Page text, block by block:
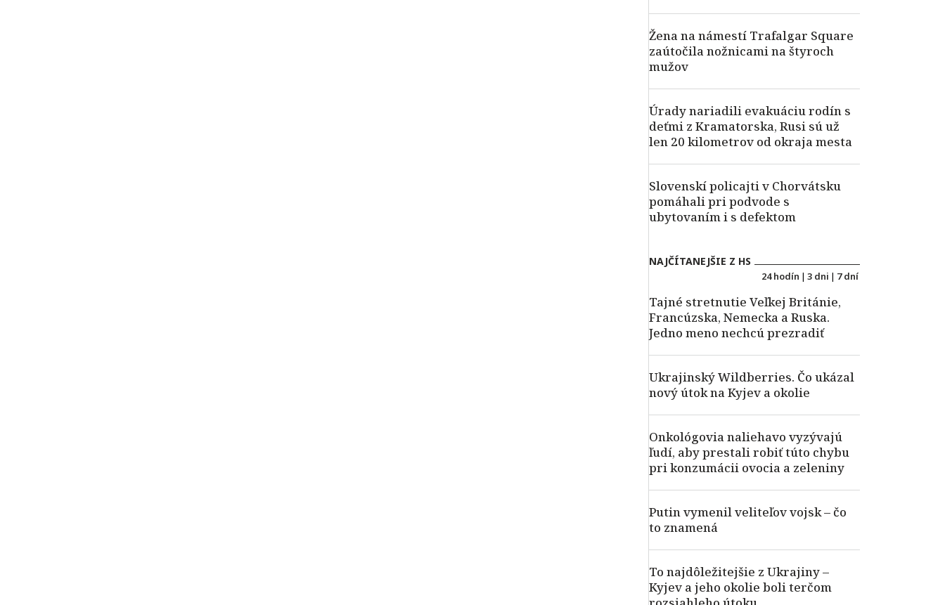
Žena na námestí Trafalgar Square
zaútočila nožnicami na štyroch
mužov
Úrady nariadili evakuáciu rodín s
deťmi z Kramatorska, Rusi sú už
len 20 kilometrov od okraja mesta
Slovenskí policajti v Chorvátsku
pomáhali pri podvode s
ubytovaním i s defektom
NAJČÍTANEJŠIE Z HS
24 hodín | 3 dni | 7 dní
Tajné stretnutie Veľkej Británie,
Francúzska, Nemecka a Ruska.
Jedno meno nechcú prezradiť
Ukrajinský Wildberries. Čo ukázal
nový útok na Kyjev a okolie
Onkológovia naliehavo vyzývajú
ľudí, aby prestali robiť túto chybu
pri konzumácii ovocia a zeleniny
Putin vymenil veliteľov vojsk – čo
to znamená
To najdôležitejšie z Ukrajiny –
Kyjev a jeho okolie boli terčom